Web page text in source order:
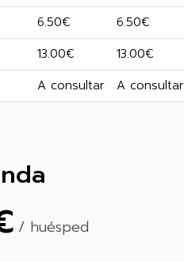
6.50€
6.50€
13.00€
13.00€
A consultar A consultar
/ huésped